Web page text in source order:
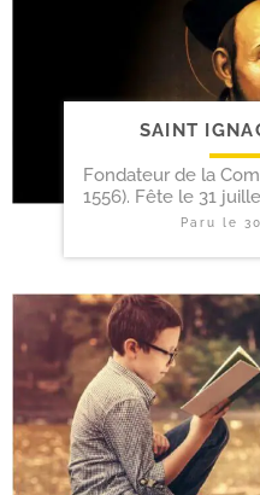
SAINT
Fondateur de la
1556). Fête le 31
Paru le